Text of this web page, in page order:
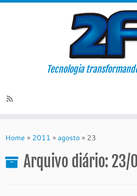
Tecnologia
Home » 2011 » agosto » 23
Arquivo diário: 23/